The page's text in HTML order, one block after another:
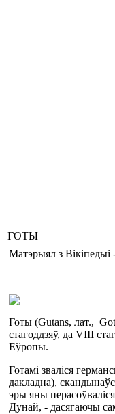
ГОТЫ
Матэрыял з
Готы (Gutans, лат.,
стагоддзяў, да VIII
Еўропы.
Готамі зваліся
дакладна),
эры яны
Дунай, - дасягаючы